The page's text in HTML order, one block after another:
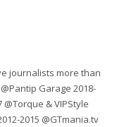
journalists more than
Garage 2018-
& VIPStyle
2015 @GTmania.tv